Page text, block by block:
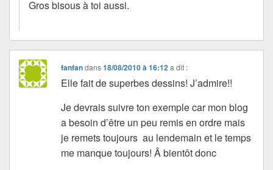
Gros bisous à toi aussi.
fanfandans18/08/2010 à 16:12 a dit :
Elle fait de superbes dessins! J’admire!!
Je devrais suivre ton exemple car mon blog
a besoin d’être un peu remis en ordre mais
je remets toujours au lendemain et le temps
me manque toujours! Â bientôt donc